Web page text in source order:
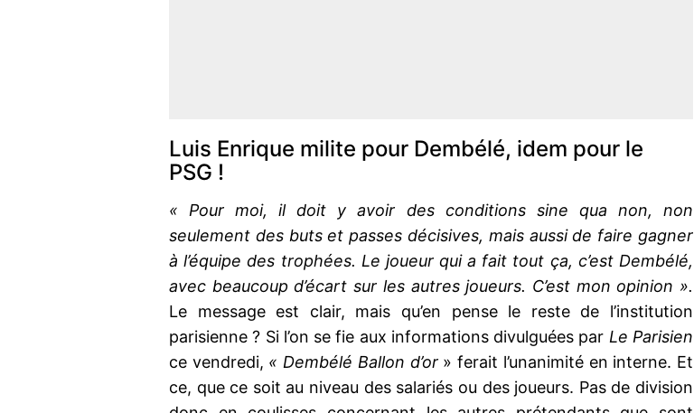
Luis Enrique milite pour Dembélé, idem pour le
PSG !
« Pour moi, il doit y avoir des conditions sine qua non, non
seulement des buts et passes décisives, mais aussi de faire gagner
à l’équipe des trophées. Le joueur qui a fait tout ça, c’est Dembélé,
avec beaucoup d’écart sur les autres joueurs. C’est mon opinion ».
Le message est clair, mais qu’en pense le reste de l’institution
parisienne ? Si l’on se fie aux informations divulguées par Le Parisien
ce vendredi, « Dembélé Ballon d’or » ferait l’unanimité en interne. Et
ce, que ce soit au niveau des salariés ou des joueurs. Pas de division